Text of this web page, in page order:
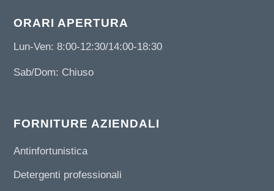
ORARI APERTURA
Lun-Ven: 8:00-12:30/14:00-18:30
Sab/Dom: Chiuso
FORNITURE AZIENDALI
Antinfortunistica
Detergenti professionali